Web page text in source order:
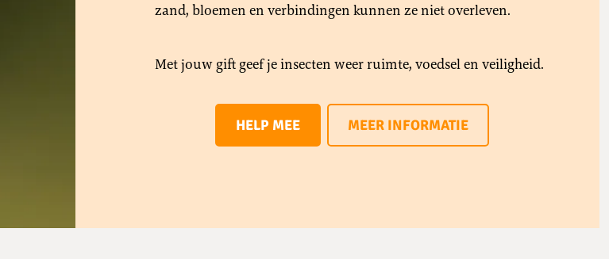
zand, bloemen en verbindingen kunnen ze niet overleven.
Met jouw gift geef je insecten weer ruimte, voedsel en veiligheid.
HELP MEE MEER INFORMATIE